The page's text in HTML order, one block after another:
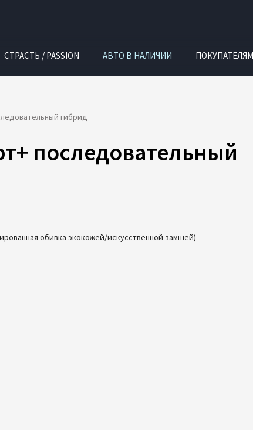
СТРАСТЬ / PASSION АВТО В НАЛИЧИИ ПОКУПАТЕЛЯМ
гибрид
последовательный
обивка экокожей/искусственной замшей)